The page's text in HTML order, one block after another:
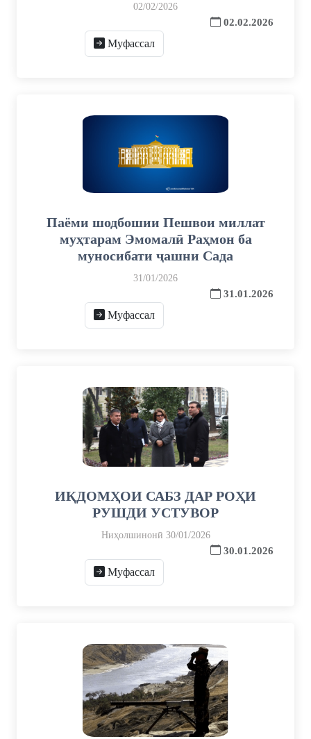
02/02/2026
02.02.2026
Муфассал
Паёми шодбошии Пешвои миллат
муҳтарам Эмомалӣ Раҳмон ба
муносибати ҷашни Сада
31/01/2026
31.01.2026
Муфассал
ИҚДОМҲОИ САБЗ ДАР РОҲИ
РУШДИ УСТУВОР
Ниҳолшинонӣ 30/01/2026
30.01.2026
Муфассал